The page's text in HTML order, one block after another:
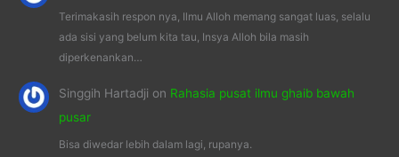
Terimakasih respon nya, Ilmu Alloh memang sangat luas, selalu
ada sisi yang belum kita tau, Insya Alloh bila masih
diperkenankan…
Singgih Hartadjion Rahasia pusat ilmu ghaib bawah
pusar
Bisa diwedar lebih dalam lagi, rupanya.